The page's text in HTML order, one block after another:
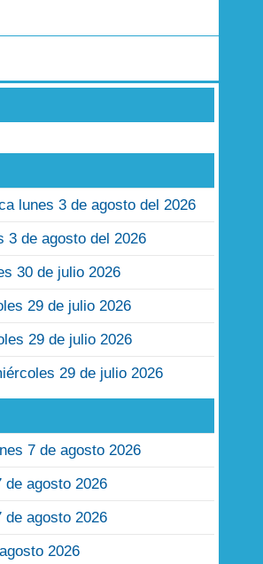
lunes 3 de agosto del 2026
3 de agosto del 2026
30 de julio 2026
29 de julio 2026
29 de julio 2026
29 de julio 2026
7 de agosto 2026
de agosto 2026
de agosto 2026
2026